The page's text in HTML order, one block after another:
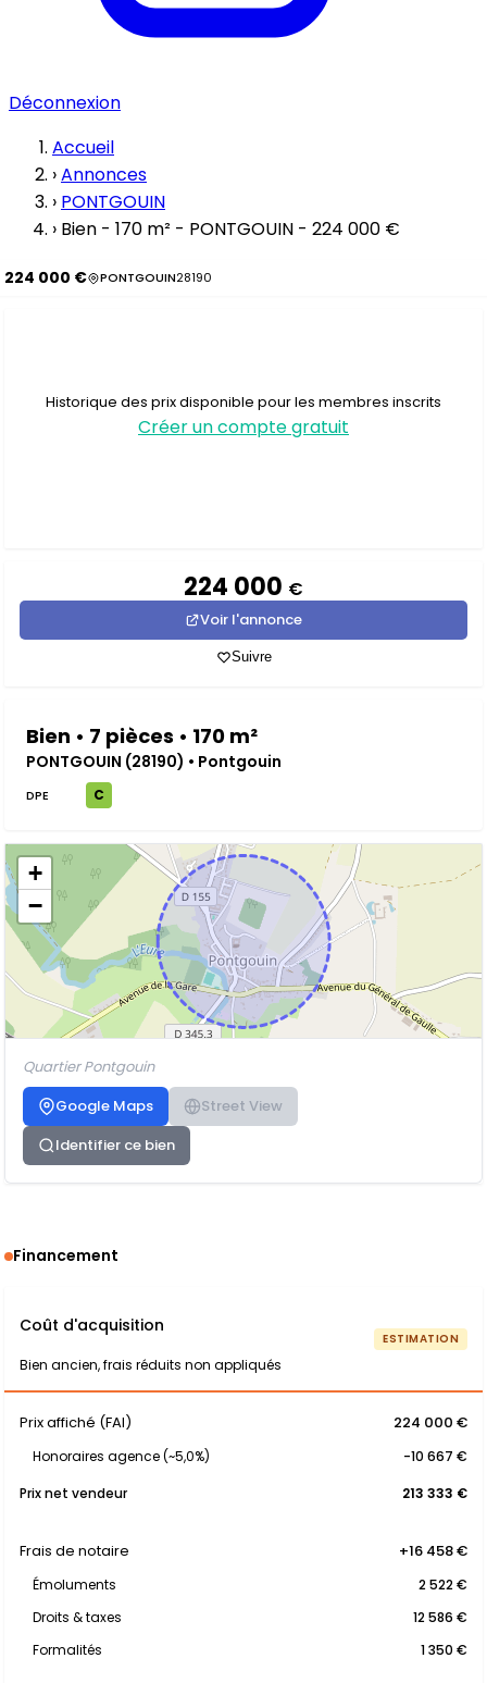
Déconnexion
Accueil
›Annonces
› PONTGOUIN
› Bien - 170 m² - PONTGOUIN - 224 000 €
224 000 € PONTGOUIN28190
Historique des prix disponible pour les membres inscrits
Créer un compte gratuit
224 000 €
Voir l'annonce
Suivre
Bien • 7 pièces • 170 m²
PONTGOUIN (28190) • Pontgouin
DPE C
+
−
Quartier Pontgouin
Google Maps
Street View
Identifier ce bien
Financement
Coût d'acquisition
Bien ancien, frais réduits non appliqués
ESTIMATION
Prix affiché (FAI) 224 000 €
Honoraires agence (~5,0%)
-10 667 €
Prix net vendeur
213 333 €
Frais de notaire +16 458 €
Émoluments
2 522 €
Droits & taxes
12 586 €
Formalités
1 350 €